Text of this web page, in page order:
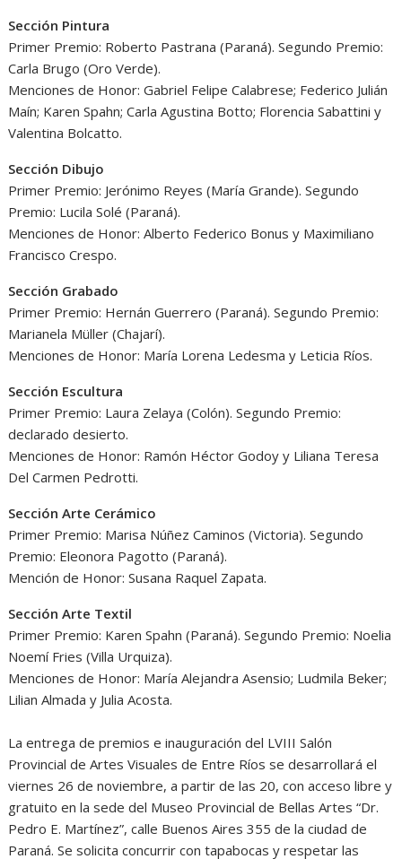
Sección Pintura
Primer Premio: Roberto Pastrana (Paraná). Segundo Premio:
Carla Brugo (Oro Verde).
Menciones de Honor: Gabriel Felipe Calabrese; Federico Julián
Maín; Karen Spahn; Carla Agustina Botto; Florencia Sabattini y
Valentina Bolcatto.
Sección Dibujo
Primer Premio: Jerónimo Reyes (María Grande). Segundo
Premio: Lucila Solé (Paraná).
Menciones de Honor: Alberto Federico Bonus y Maximiliano
Francisco Crespo.
Sección Grabado
Primer Premio: Hernán Guerrero (Paraná). Segundo Premio:
Marianela Müller (Chajarí).
Menciones de Honor: María Lorena Ledesma y Leticia Ríos.
Sección Escultura
Primer Premio: Laura Zelaya (Colón). Segundo Premio:
declarado desierto.
Menciones de Honor: Ramón Héctor Godoy y Liliana Teresa
Del Carmen Pedrotti.
Sección Arte Cerámico
Primer Premio: Marisa Núñez Caminos (Victoria). Segundo
Premio: Eleonora Pagotto (Paraná).
Mención de Honor: Susana Raquel Zapata.
Sección Arte Textil
Primer Premio: Karen Spahn (Paraná). Segundo Premio: Noelia
Noemí Fries (Villa Urquiza).
Menciones de Honor: María Alejandra Asensio; Ludmila Beker;
Lilian Almada y Julia Acosta.
La entrega de premios e inauguración del LVIII Salón
Provincial de Artes Visuales de Entre Ríos se desarrollará el
viernes 26 de noviembre, a partir de las 20, con acceso libre y
gratuito en la sede del Museo Provincial de Bellas Artes “Dr.
Pedro E. Martínez”, calle Buenos Aires 355 de la ciudad de
Paraná. Se solicita concurrir con tapabocas y respetar las